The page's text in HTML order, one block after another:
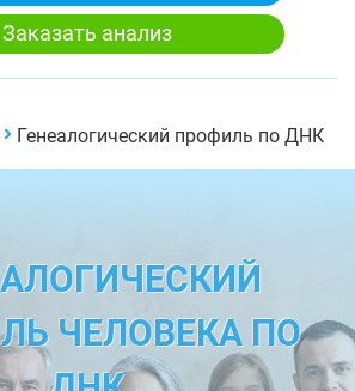
Заказать анализ
Генеалогический профиль по ДНК
ЧЕЛОВЕКА ПО